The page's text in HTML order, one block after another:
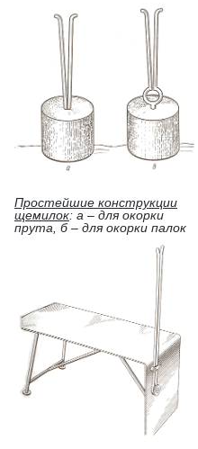
Простейшие конструкции
щемилок: а – для окорки
прута, б – для окорки палок